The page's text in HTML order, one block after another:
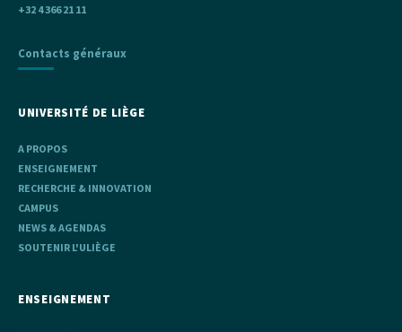
+32 4 366 21 11
Contacts généraux
UNIVERSITÉ DE LIÈGE
A PROPOS
ENSEIGNEMENT
RECHERCHE & INNOVATION
CAMPUS
NEWS & AGENDAS
SOUTENIR L'ULIÈGE
ENSEIGNEMENT